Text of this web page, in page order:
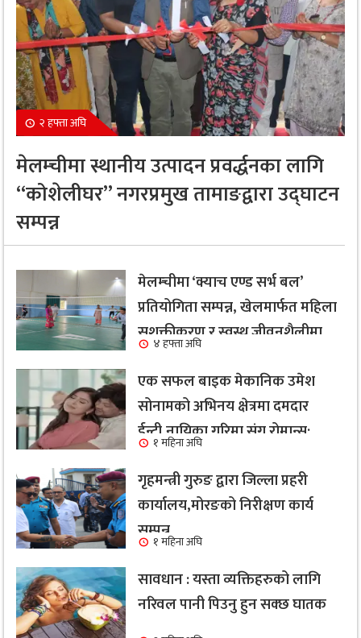
२ हफ्ता अघि
मेलम्चीमा स्थानीय उत्पादन प्रवर्द्धनका लागि
“कोशेलीघर” नगरप्रमुख तामाङद्वारा उद्घाटन
सम्पन्न
मेलम्चीमा ‘क्याच एण्ड सर्भ बल’
प्रतियोगिता सम्पन्न, खेलमार्फत महिला
सशक्तीकरण र स्वस्थ जीवनशैलीमा
जोड
४ हफ्ता अघि
एक सफल बाइक मेकानिक उमेश
सोनामको अभिनय क्षेत्रमा दमदार
ईन्ट्री,नायिका गरिमा संग रोमान्स:
हेर्नुहोस भिडियो ।
१ महिना अघि
गृहमन्त्री गुरुङ द्वारा जिल्ला प्रहरी
कार्यालय,मोरङको निरीक्षण कार्य
सम्पन्न१ महिना अघि
सावधान : यस्ता व्यक्तिहरुको लागि
नरिवल पानी पिउनु हुन सक्छ घातक